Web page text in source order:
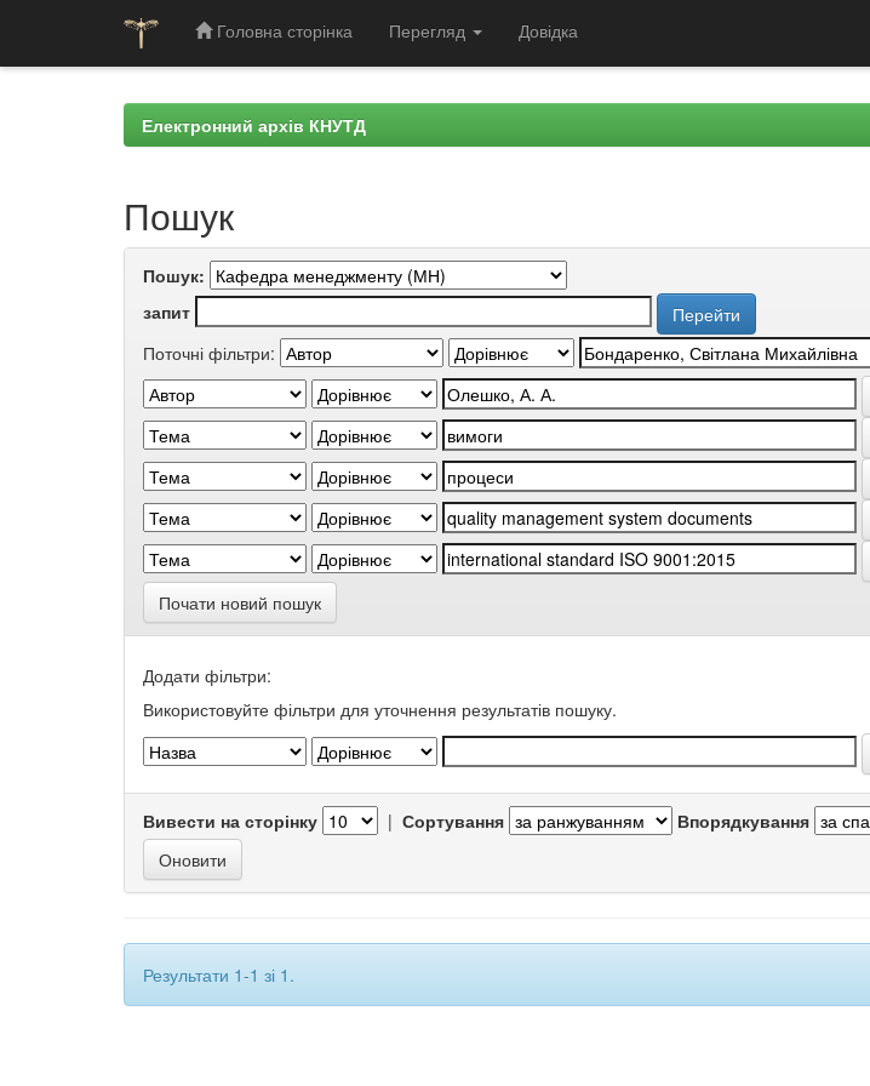
Головна сторінка Перегляд Довідка
Електронний архів КНУТД
Пошук
Пошук:
запит
Поточні фільтри:
Почати новий пошук
Додати фільтри:
Використовуйте фільтри для уточнення результатів пошуку.
Вивести на сторінку | Сортування Впорядкування
Результати 1-1 зі 1.